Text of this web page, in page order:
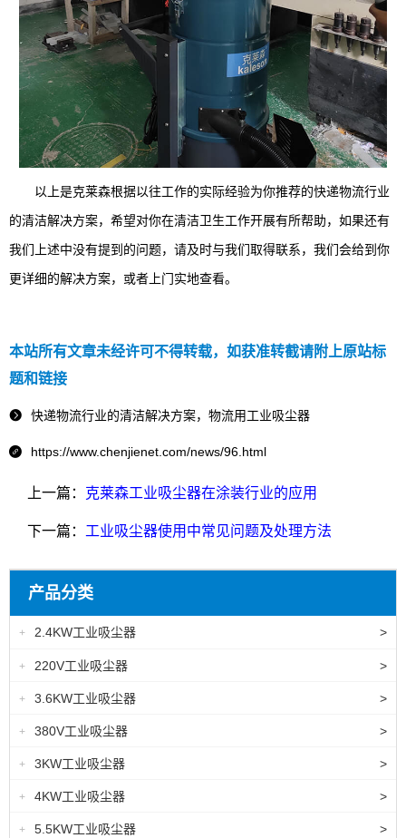
以上是克莱森根据以往工作的实际经验为你推荐的快递物流行业
的清洁解决方案，希望对你在清洁卫生工作开展有所帮助，如果还有
我们上述中没有提到的问题，请及时与我们取得联系，我们会给到你
更详细的解决方案，或者上门实地查看。
本站所有文章未经许可不得转载，如获准转截请附上原站标
题和链接
 快递物流行业的清洁解决方案，物流用工业吸尘器
 https://www.chenjienet.com/news/96.html
上一篇： 克莱森工业吸尘器在涂装行业的应用
下一篇： 工业吸尘器使用中常见问题及处理方法
产品分类
+ 2.4KW工业吸尘器 >
+ 220V工业吸尘器 >
+ 3.6KW工业吸尘器 >
+ 380V工业吸尘器 >
+ 3KW工业吸尘器 >
+ 4KW工业吸尘器 >
+ 5.5KW工业吸尘器 >